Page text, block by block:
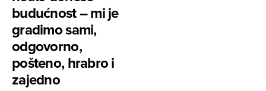
budućnost – mi je
gradimo sami,
odgovorno,
pošteno, hrabro i
zajedno